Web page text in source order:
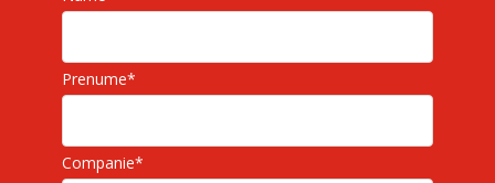
Prenume*
Companie*